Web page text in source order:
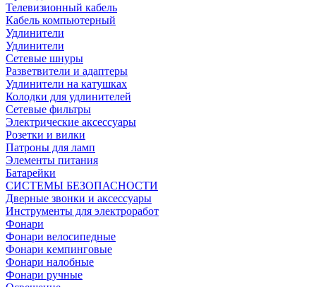
Телевизионный кабель
Кабель компьютерный
Удлинители
Удлинители
Сетевые шнуры
Разветвители и адаптеры
Удлинители на катушках
Колодки для удлинителей
Сетевые фильтры
Электрические аксессуары
Розетки и вилки
Патроны для ламп
Элементы питания
Батарейки
СИСТЕМЫ БЕЗОПАСНОСТИ
Дверные звонки и аксессуары
Инструменты для электроработ
Фонари
Фонари велосипедные
Фонари кемпинговые
Фонари налобные
Фонари ручные